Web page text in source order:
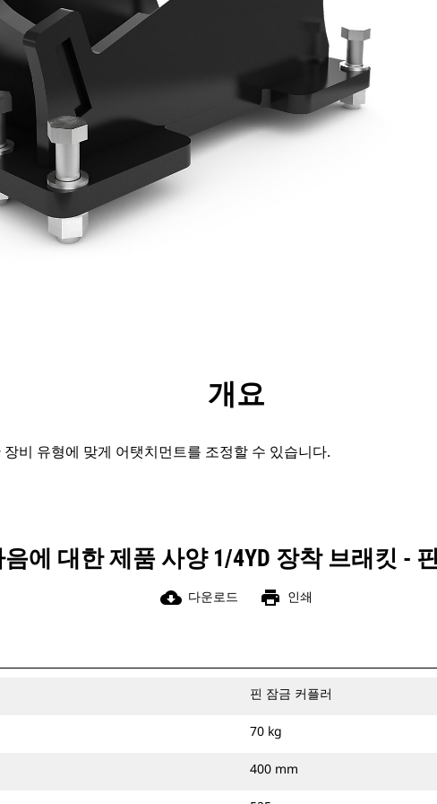
투어
개요
비 유형에 맞게 어탯치먼트를 조정할 수 있습니다.
음에 대한 제품 사양 1/4YD 장착 브래킷 -
cloud_download 다운로드 print 인쇄
핀 잠금 커플러
70 kg
400 mm